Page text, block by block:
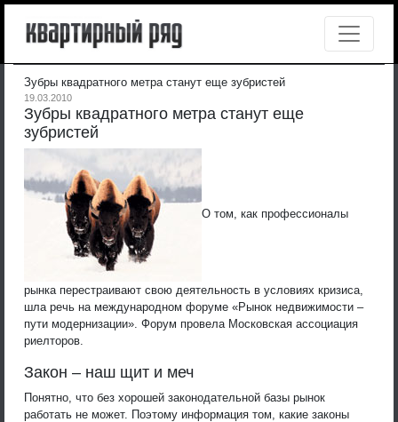
Зубры квадратного метра станут еще зубристей
19.03.2010
Зубры квадратного метра станут еще
зубристей
О том, как профессионалы
рынка перестраивают свою деятельность в условиях кризиса,
шла речь на международном форуме «Рынок недвижимости –
пути модернизации». Форум провела Московская ассоциация
риелторов.
Закон – наш щит и меч
Понятно, что без хорошей законодательной базы рынок
работать не может. Поэтому информация том, какие законы